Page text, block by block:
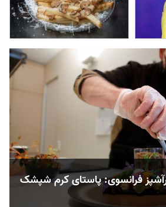
فرانسوی: پاستای کرم شپشک